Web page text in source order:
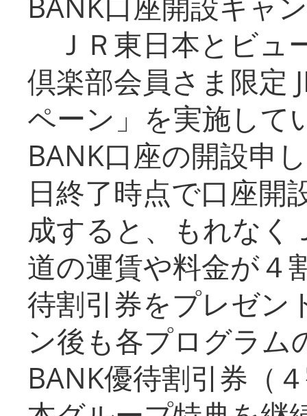
ＪＲ東日本とビュ
倶楽部会員さま限定
ペーン」を実施して
BANK口座の開設申
日終了時点で口座開
成すると、もれなく
道の運賃や料金が４
待割引券をプレゼン
ン後も各プログラム
BANK優待割引券（